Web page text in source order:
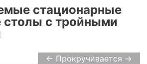
стационарные
с тройными
← Прокручивается →